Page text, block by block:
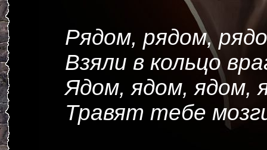
Рядом, рядом,
Взяли в кольцо
Ядом, ядом, ядом,
Травят тебе